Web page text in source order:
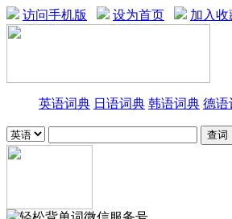
访问手机版 设为首页 加入收
英语词典 日语词典 韩语词典 德语